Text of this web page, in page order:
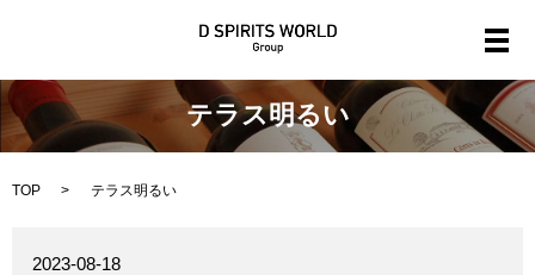
メ
テラス明るい
TOP テラス明るい
2023-08-18